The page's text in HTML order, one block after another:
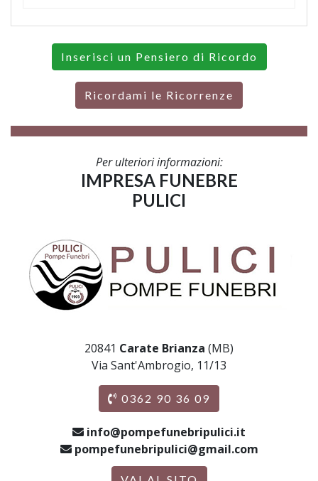
Inserisci un Pensiero di Ricordo
Ricordami le Ricorrenze
Per ulteriori informazioni:
IMPRESA FUNEBRE
PULICI
20841 Carate Brianza (MB)
Via Sant'Ambrogio, 11/13
0362 90 36 09
info@pompefunebripulici.it
pompefunebripulici@gmail.com